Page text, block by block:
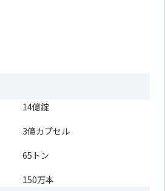
14億錠
3億カプセル
65トン
150万本